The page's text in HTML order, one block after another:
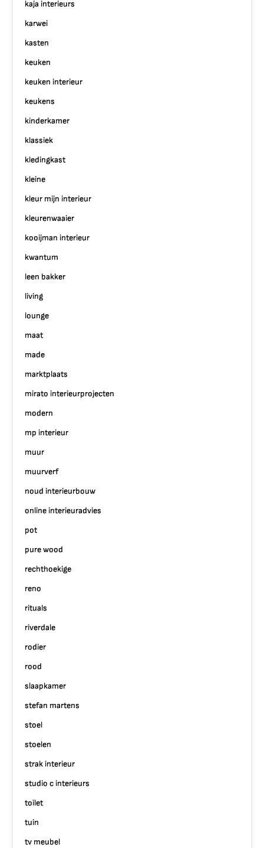
kaja interieurs
karwei
kasten
keuken
keuken interieur
keukens
kinderkamer
klassiek
kledingkast
kleine
kleur mijn interieur
kleurenwaaier
kooijman interieur
kwantum
leen bakker
living
lounge
maat
made
marktplaats
mirato interieurprojecten
modern
mp interieur
muur
muurverf
noud interieurbouw
online interieuradvies
pot
pure wood
rechthoekige
reno
rituals
riverdale
rodier
rood
slaapkamer
stefan martens
stoel
stoelen
strak interieur
studio c interieurs
toilet
tuin
tv meubel